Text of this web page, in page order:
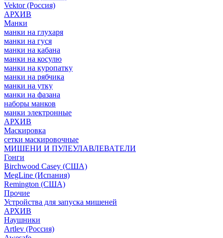
Vektor (Россия)
АРХИВ
Манки
манки на глухаря
манки на гуся
манки на кабана
манки на косулю
манки на куропатку
манки на рябчика
манки на утку
манки на фазана
наборы манков
манки электронные
АРХИВ
Маскировка
сетки маскировочные
МИШЕНИ И ПУЛЕУЛАВЛЕВАТЕЛИ
Гонги
Birchwood Casey (США)
MegLine (Испания)
Remington (США)
Прочие
Устройства для запуска мишеней
АРХИВ
Наушники
Artlev (Россия)